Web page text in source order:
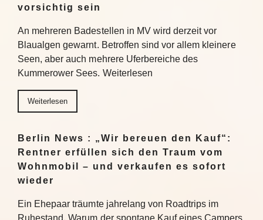
vorsichtig sein
An mehreren Badestellen in MV wird derzeit vor
Blaualgen gewarnt. Betroffen sind vor allem kleinere
Seen, aber auch mehrere Uferbereiche des
Kummerower Sees. Weiterlesen
Weiterlesen
Berlin News : „Wir bereuen den Kauf“:
Rentner erfüllen sich den Traum vom
Wohnmobil – und verkaufen es sofort
wieder
Ein Ehepaar träumte jahrelang von Roadtrips im
Ruhestand. Warum der spontane Kauf eines Campers